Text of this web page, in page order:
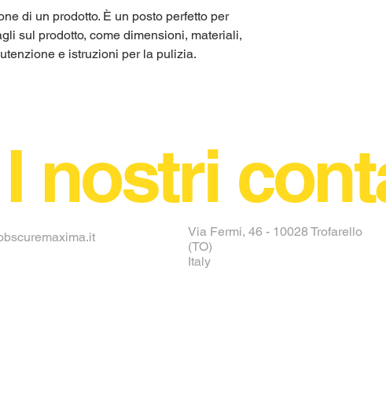
di un prodotto. È un posto perfetto per
sul prodotto, come dimensioni, materiali,
e istruzioni per la pulizia.
I nostri
Via Fermi, 46 - 10028 Trofarello
(TO)
Italy